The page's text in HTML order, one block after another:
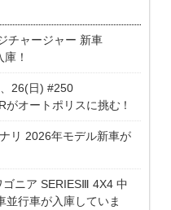
チャージャー 新車
！
26(日) #250
オートポリスに挑む！
リ 2026年モデル新車が
ゴニア SERIESⅢ 4X4 中
並行車が入庫していま